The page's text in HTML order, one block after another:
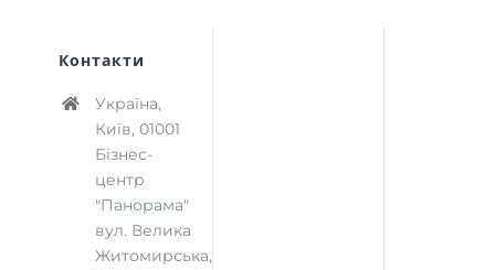
Контакти
Україна,
Київ, 01001
Бізнес-
центр
"Панорама"
вул. Велика
Житомирська,